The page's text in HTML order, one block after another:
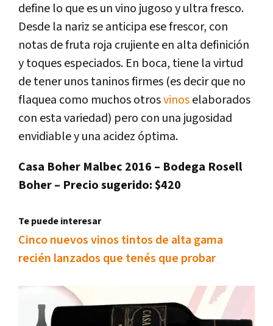
define lo que es un vino jugoso y ultra fresco.
Desde la nariz se anticipa ese frescor, con
notas de fruta roja crujiente en alta definición
y toques especiados. En boca, tiene la virtud
de tener unos taninos firmes (es decir que no
flaquea como muchos otrosvinoselaborados
con esta variedad) pero con una jugosidad
envidiable y una acidez óptima.
Casa Boher Malbec 2016 – Bodega Rosell
Boher – Precio sugerido: $420
Te puede interesar
Cinco nuevos vinos tintos de alta gama
recién lanzados que tenés que probar